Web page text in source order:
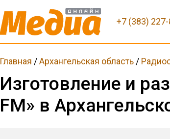
+7 (383)
Главная /Архангельская область /
Изготовление и
FM» в